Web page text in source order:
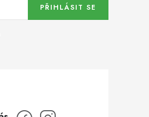
PŘIHLÁSIT SE